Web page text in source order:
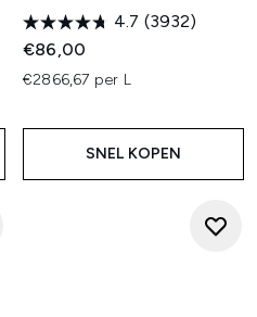
4.7 (3932)
€86,00
€2866,67 per L
SNEL KOPEN